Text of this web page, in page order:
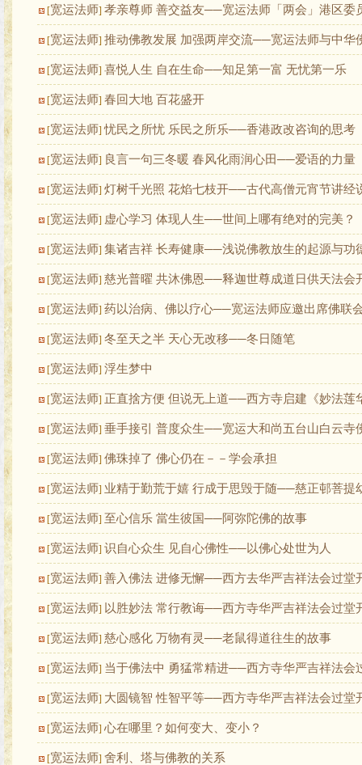
[宽运法师] 孝亲尊师 善交益友──宽运法师「两会」港区委
[宽运法师] 推动佛教发展 加强两岸交流──宽运法师与中华
[宽运法师] 喜悦人生 自在生命──知足第一富 无忧第一乐
[宽运法师] 春回大地 百花盛开
[宽运法师]忧民之所忧 乐民之所乐──香港政改咨询的思考
[宽运法师] 良言一句三冬暖 春风化雨润心田──爱语的力量
[宽运法师] 灯树千光照 花焰七枝开──古代高僧元宵节讲经
[宽运法师] 虚心学习 体现人生──世间上哪有绝对的完美？
[宽运法师] 集诸吉祥 长寿健康──浅说佛教放生的起源与功
[宽运法师] 慈光普曜 共沐佛恩──释迦世尊成道日供天法会
[宽运法师] 药以治病、佛以疗心──宽运法师应邀出席佛联
[宽运法师] 冬至天之半 天心无改移──冬日随笔
[宽运法师] 浮生梦中
[宽运法师] 正直捨方便 但说无上道──西方寺启建《妙法莲
[宽运法师] 垂手接引 普度众生──宽运大和尚五台山白云寺
[宽运法师] 佛珠掉了 佛心仍在－－学会承担
[宽运法师] 业精于勤荒于嬉 行成于思毁于随──慈正邨菩提
[宽运法师] 至心信乐 當生彼国──阿弥陀佛的故事
[宽运法师] 识自心众生 见自心佛性──以佛心处世为人
[宽运法师] 善入佛法 进修无懈──西方去华严吉祥法会过堂
[宽运法师] 以胜妙法 常行教诲──西方寺华严吉祥法会过堂
[宽运法师] 慈心感化 万物有灵──老鼠得道往生的故事
[宽运法师] 当于佛法中 勇猛常精进──西方寺华严吉祥法会
[宽运法师] 大圆镜智 性智平等──西方寺华严吉祥法会过堂
[宽运法师] 心在哪里？如何变大、变小？
[宽运法师] 舍利、塔与佛教的关系